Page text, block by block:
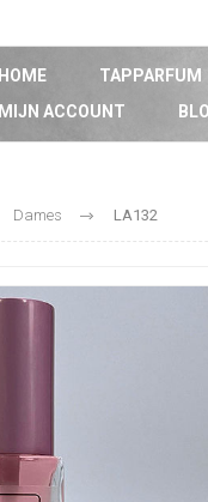
HOME TAPPARFUM
MIJN ACCOUNT
Dames LA132